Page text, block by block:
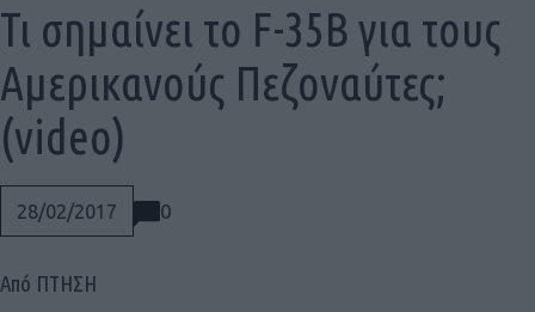
28/02/2017 0
Τι σημαίνει το F-35B για τους
Αμερικανούς Πεζοναύτες;
(video)
Από ΠΤΗΣΗ